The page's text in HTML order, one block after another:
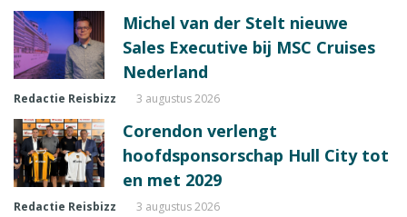
Michel van der Stelt nieuwe
Sales Executive bij MSC Cruises
Nederland
Redactie Reisbizz 3 augustus 2026
Corendon verlengt
hoofdsponsorschap Hull City tot
en met 2029
Redactie Reisbizz 3 augustus 2026